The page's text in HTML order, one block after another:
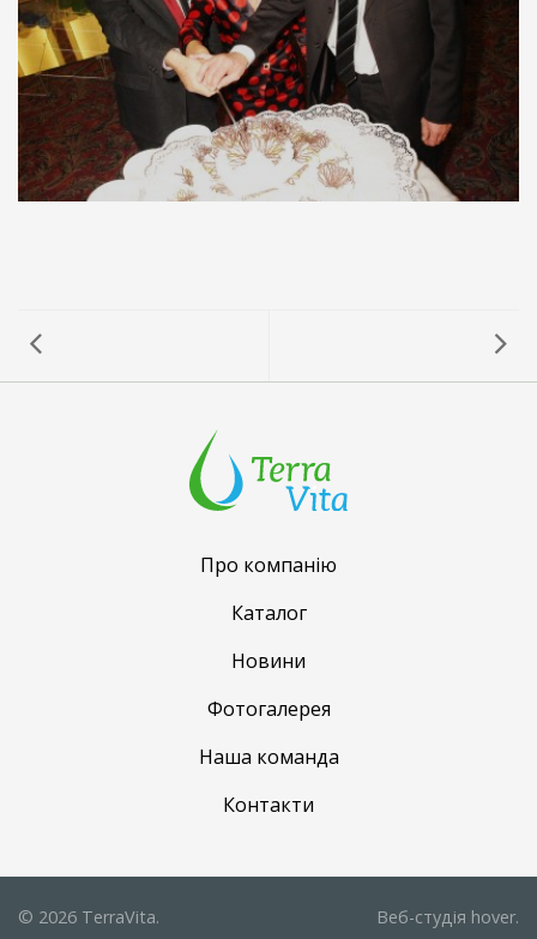
Про компанію
Каталог
Новини
Фотогалерея
Наша команда
Контакти
Веб-студія hover.
© 2026 TerraVita.